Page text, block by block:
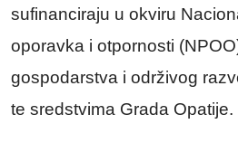
sufinanciraju u okviru
oporavka i otpornosti
gospodarstva i održivog
te sredstvima Grada Opatije.